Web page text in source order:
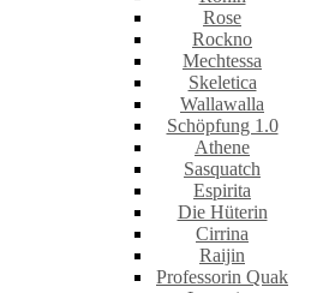
Rose
Rockno
Mechtessa
Skeletica
Wallawalla
Schöpfung 1.0
Athene
Sasquatch
Espirita
Die Hüterin
Cirrina
Raijin
Professorin Quak